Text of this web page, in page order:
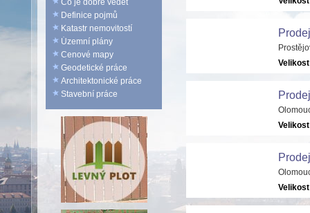
Co je dobré vědět
Definice pojmů
Katastr nemovitostí
Územní plány
Cenové mapy
Geodetické práce
Architektonické práce
Stavební práce